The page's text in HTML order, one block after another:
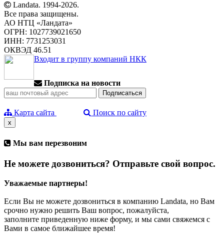
Landata. 1994-2026.
Все права защищены.
АО НТЦ «Ландата»
ОГРН: 1027739021650
ИНН: 7731253031
ОКВЭД 46.51
Входит в группу компаний НКК
Подписка на новости
Карта сайта Поиск по сайту
x
Мы вам перезвоним
Не можете дозвониться? Отправьте свой вопрос.
Уважаемые партнеры!
Если Вы не можете дозвониться в компанию Landata, но Вам
срочно нужно решить Ваш вопрос, пожалуйста,
заполните приведенную ниже форму, и мы сами свяжемся с
Вами в самое ближайшее время!